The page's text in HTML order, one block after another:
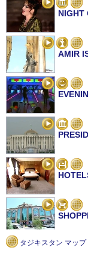
NIGHT
AMIR
タジキスタン マップ